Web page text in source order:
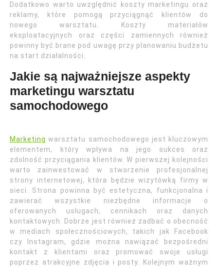
Dodatkowo warto uwzględnić koszty marketingu oraz
reklamy, które pomogą przyciągnąć klientów do
nowego warsztatu. Koszty materiałów
eksploatacyjnych oraz części zamiennych również
powinny być brane pod uwagę przy planowaniu budżetu
na start działalności.
Jakie są najważniejsze aspekty
marketingu warsztatu
samochodowego
Marketing warsztatu samochodowego jest kluczowym
elementem, który wpływa na jego sukces oraz
zdolność przyciągania klientów. W pierwszej kolejności
warto zainwestować w stworzenie profesjonalnej
strony internetowej, która będzie wizytówką firmy w
sieci. Strona powinna być estetyczna, funkcjonalna i
zawierać wszystkie niezbędne informacje o
oferowanych usługach, cennikach oraz danych
kontaktowych. Dobrze jest również zadbać o obecność
w mediach społecznościowych, takich jak Facebook
czy Instagram, gdzie można nawiązać bezpośredni
kontakt z klientami oraz promować swoje usługi
poprzez atrakcyjne zdjęcia i posty. Kolejnym ważnym